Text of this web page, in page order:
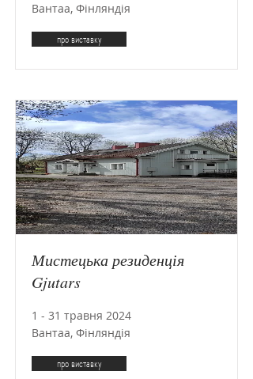
Вантаа, Фінляндія
про виставку
Мистецька резиденція
Gjutars
1 - 31 травня 2024
Вантаа, Фінляндія
про виставку